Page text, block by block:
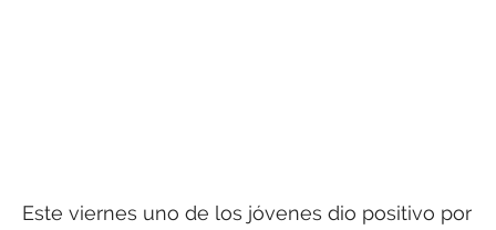
Este viernes uno de los jóvenes dio positivo por